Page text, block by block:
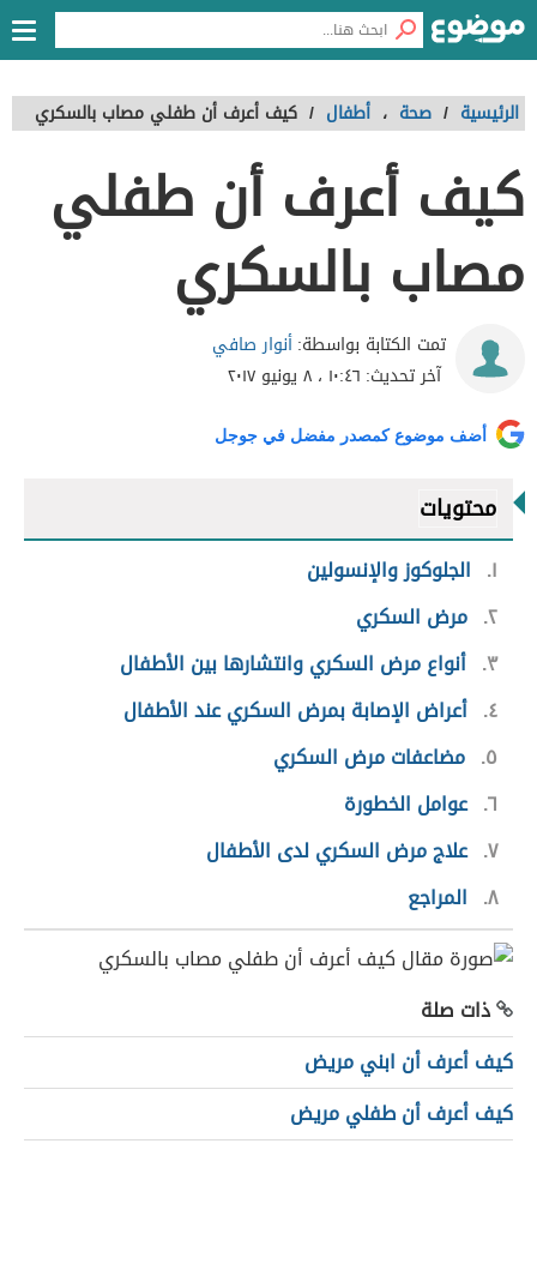
الرئيسية / صحة ، أطفال / كيف أعرف أن طفلي مصاب بالسكري
كيف أعرف أن طفلي
مصاب بالسكري
تمت الكتابة بواسطة:أنوار صافي
آخر تحديث: ١٠:٤٦ ، ٨ يونيو ٢٠١٧
أضف موضوع كمصدر مفضل في جوجل
محتويات
١
الجلوكوز والإنسولين
٢ مرض السكري
٣ أنواع مرض السكري وانتشارها بين الأطفال
٤ أعراض الإصابة بمرض السكري عند الأطفال
٥ مضاعفات مرض السكري
٦ عوامل الخطورة
٧ علاج مرض السكري لدى الأطفال
٨ المراجع
ذات صلة
كيف أعرف أن ابني مريض
كيف أعرف أن طفلي مريض